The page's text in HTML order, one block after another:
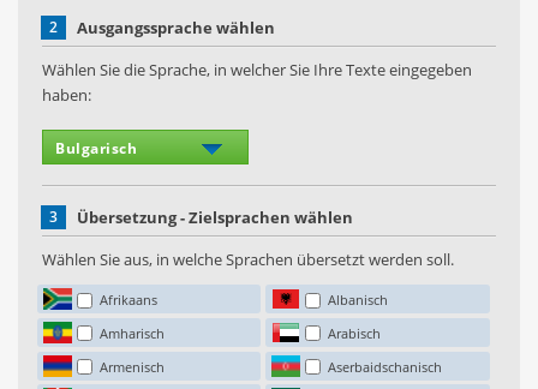
2
Ausgangssprache wählen
Wählen Sie die Sprache, in welcher Sie Ihre Texte eingegeben
haben:
3
Übersetzung - Zielsprachen wählen
Wählen Sie aus, in welche Sprachen übersetzt werden soll.
Afrikaans
Albanisch
Amharisch
Arabisch
Armenisch
Aserbaidschanisch